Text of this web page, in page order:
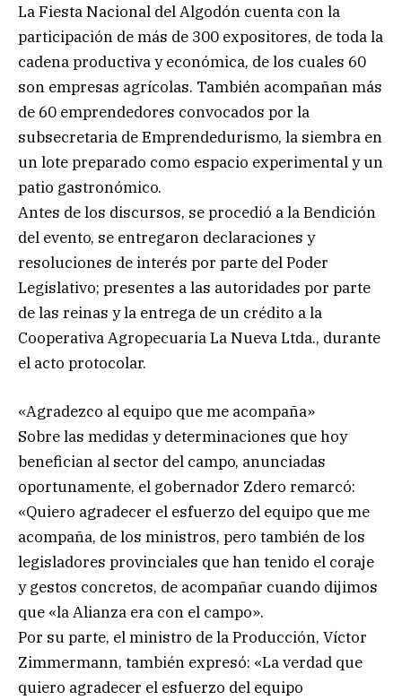
La Fiesta Nacional del Algodón cuenta con la
participación de más de 300 expositores, de toda la
cadena productiva y económica, de los cuales 60
son empresas agrícolas. También acompañan más
de 60 emprendedores convocados por la
subsecretaria de Emprendedurismo, la siembra en
un lote preparado como espacio experimental y un
patio gastronómico.
Antes de los discursos, se procedió a la Bendición
del evento, se entregaron declaraciones y
resoluciones de interés por parte del Poder
Legislativo; presentes a las autoridades por parte
de las reinas y la entrega de un crédito a la
Cooperativa Agropecuaria La Nueva Ltda., durante
el acto protocolar.
«Agradezco al equipo que me acompaña»
Sobre las medidas y determinaciones que hoy
benefician al sector del campo, anunciadas
oportunamente, el gobernador Zdero remarcó:
«Quiero agradecer el esfuerzo del equipo que me
acompaña, de los ministros, pero también de los
legisladores provinciales que han tenido el coraje
y gestos concretos, de acompañar cuando dijimos
que «la Alianza era con el campo».
Por su parte, el ministro de la Producción, Víctor
Zimmermann, también expresó: «La verdad que
quiero agradecer el esfuerzo del equipo